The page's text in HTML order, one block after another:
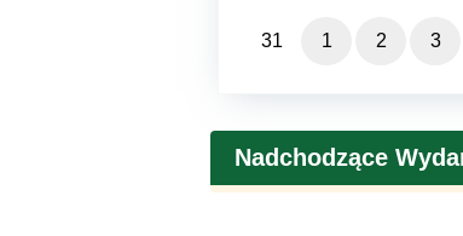
31 1 2 3
Nadchodzące